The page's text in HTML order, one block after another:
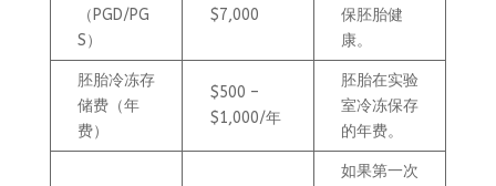
（PGD/PG
S）
$7,000
保胚胎健
康。
胚胎冷冻存
储费（年
费）
$500 –
$1,000/年
胚胎在实验
室冷冻保存
的年费。
如果第一次